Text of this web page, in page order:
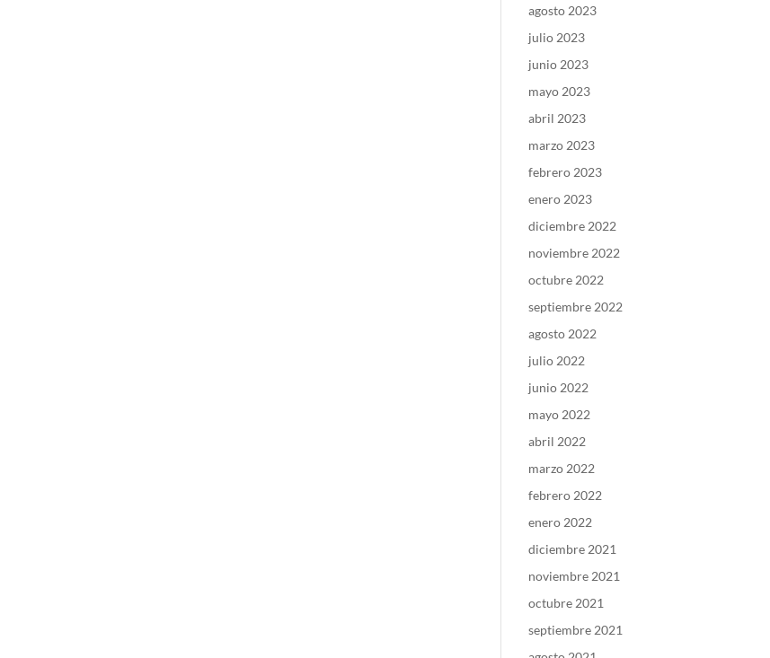
agosto 2023
julio 2023
junio 2023
mayo 2023
abril 2023
marzo 2023
febrero 2023
enero 2023
diciembre 2022
noviembre 2022
octubre 2022
septiembre 2022
agosto 2022
julio 2022
junio 2022
mayo 2022
abril 2022
marzo 2022
febrero 2022
enero 2022
diciembre 2021
noviembre 2021
octubre 2021
septiembre 2021